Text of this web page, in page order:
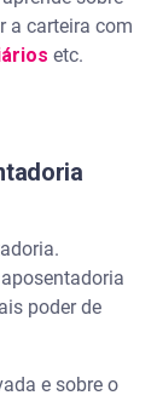
a carteira com
etc.
poder de
e sobre o